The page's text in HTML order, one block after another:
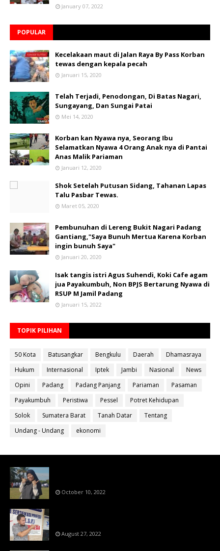
January 07, 2022
POPULAR
Kecelakaan maut di Jalan Raya By Pass Korban
tewas dengan kepala pecah
Januari 15, 2020
Telah Terjadi, Penodongan, Di Batas Nagari,
Sungayang, Dan Sungai Patai
Mei 14, 2020
Korban kan Nyawa nya, Seorang Ibu
Selamatkan Nyawa 4 Orang Anak nya di Pantai
Anas Malik Pariaman
Januari 12, 2020
Shok Setelah Putusan Sidang, Tahanan Lapas
Talu Pasbar Tewas.
Maret 05, 2020
Pembunuhan di Lereng Bukit Nagari Padang
Gantiang,"Saya Bunuh Mertua Karena Korban
ingin bunuh Saya"
Januari 20, 2020
Isak tangis istri Agus Suhendi, Koki Cafe agam
jua Payakumbuh, Non BPJS Bertarung Nyawa di
RSUP M Jamil Padang
Januari 15, 2022
TOPIK PILIHAN
50 Kota Batusangkar Bengkulu Daerah
Dhamasraya
Hukum
Internasional Iptek Jambi Nasional
News
Opini
Padang Padang Panjang Pariaman
Pasaman
Payakumbuh
Peristiwa Pessel
Potret Kehidupan
Solok
Sumatera Barat Tanah Datar
Tentang
Undang - Undang
ekonomi
October 10, 2022
August 27, 2022